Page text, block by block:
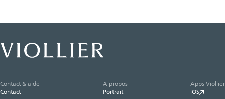
Contact & aide
Contact
À propos
Portrait
Apps Viollier
iOS